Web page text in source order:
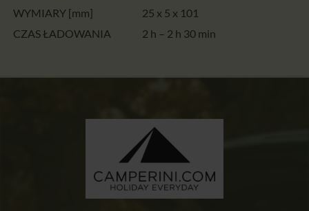
WYMIARY [mm]
25 x 5 x 101
CZAS ŁADOWANIA
2 h – 2 h 30 min